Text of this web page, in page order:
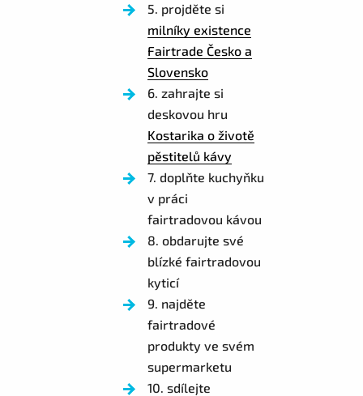
5. projděte si
milníky existence
Fairtrade Česko a
Slovensko
6. zahrajte si
deskovou hru
Kostarika o životě
pěstitelů kávy
7. doplňte kuchyňku
v práci
fairtradovou kávou
8. obdarujte své
blízké fairtradovou
kyticí
9. najděte
fairtradové
produkty ve svém
supermarketu
10. sdílejte